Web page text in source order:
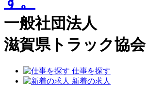
一般社団法人
滋賀県トラック協会
仕事を探す
新着の求人